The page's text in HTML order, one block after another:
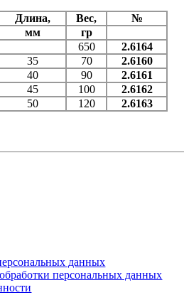
Длина, Вес,
№
мм
гр
650
2.6164
35 70
2.6160
40 90
2.6161
45 100
2.6162
50 120 2.6163
данных
персональных данных